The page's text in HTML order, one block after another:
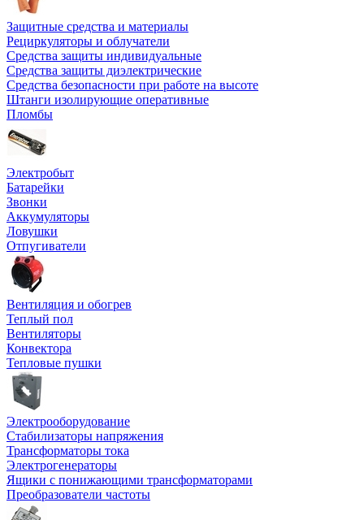
Защитные средства и материалы
Рециркуляторы и облучатели
Средства защиты индивидуальные
Средства защиты диэлектрические
Средства безопасности при работе на высоте
Штанги изолирующие оперативные
Пломбы
Электробыт
Батарейки
Звонки
Аккумуляторы
Ловушки
Отпугиватели
Вентиляция и обогрев
Теплый пол
Вентиляторы
Конвектора
Тепловые пушки
Электрооборудование
Стабилизаторы напряжения
Трансформаторы тока
Электрогенераторы
Ящики с понижающими трансформаторами
Преобразователи частоты